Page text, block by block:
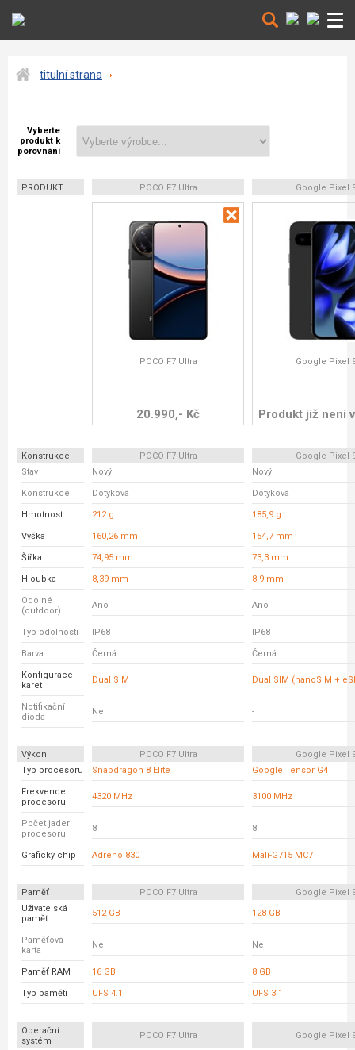
titulní strana
Vyberte
produkt k
porovnání
PRODUKT POCO F7 Ultra Google Pixel
POCO F7 Ultra
20.990,- Kč
Google Pixel
Produkt již není
Konstrukce POCO F7 Ultra
Google Pixel
Stav
Nový Nový
Konstrukce Dotyková Dotyková
Hmotnost 212 g 185,9 g
Výška 160,26 mm 154,7 mm
Šířka 74,95 mm 73,3 mm
Hloubka 8,39 mm 8,9 mm
Odolné
(outdoor)
Ano Ano
Typ odolnosti IP68 IP68
Barva Černá Černá
Konfigurace
karet
Dual SIM Dual SIM (nanoSIM +
Notifikační
dioda
Ne -
Výkon POCO F7 Ultra
Google Pixel
Typ procesoru
Snapdragon 8 Elite Google Tensor G4
Frekvence
procesoru
4320 MHz 3100 MHz
Počet jader
procesoru
8 8
Grafický chip Adreno 830 Mali-G715 MC7
Paměť POCO F7 Ultra
Google Pixel
Uživatelská
paměť
512 GB 128 GB
Paměťová
karta
Ne Ne
Paměť RAM 16 GB 8 GB
Typ paměti UFS 4.1 UFS 3.1
Operační
systém
POCO F7 Ultra Google Pixel